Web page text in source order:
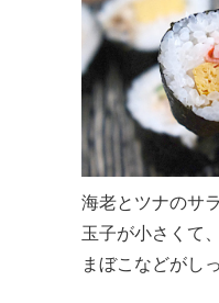
海老とツナのサ
玉子が小さくて
まぼこなどがし